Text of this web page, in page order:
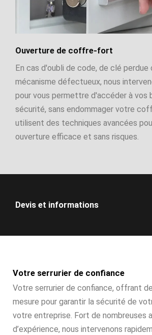
Ouverture de coffre-fort
En cas d'oubli de code, de clé perdue
mécanisme défectueux, nous
pour vous permettre d'accéder à vos
sécurité, sans endommager votre
utilisent des techniques avancées
ouverture efficace et sans risques.
Devis et informations
Votre serrurier de confiance
Votre serrurier de confiance, offrant
mesure pour garantir la sécurité de
votre entreprise. Fort de nombreuses
d’expérience, nous intervenons